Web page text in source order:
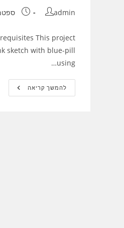
1 מחבר:
admin פורסם:ספטמבר
This project
sketch with blue-pill
using…
להמשך קריאהמיקרובקר
–